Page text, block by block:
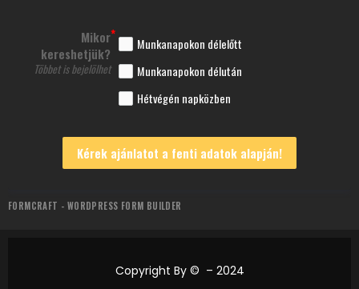
Mikor
kereshetjük?
Többet is bejelölhet
Munkanapokon délelőtt
Munkanapokon délután
Hétvégén napközben
Kérek ajánlatot a fenti adatok alapján!
FORMCRAFT - WORDPRESS FORM BUILDER
Copyright By © – 2024